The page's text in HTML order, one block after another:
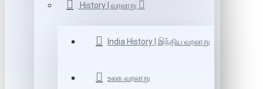
History | வரலாறு
India History | இந்திய வரலாறு
உலக வரலாறு